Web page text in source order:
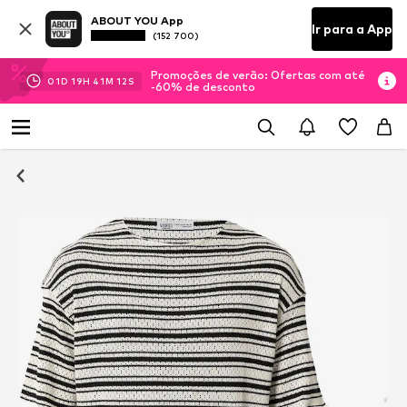
ABOUT YOU App
(152 700) Ir para a App
01D 19H 41M 11 S
Promoções de verão: Ofertas com até
-60% de desconto